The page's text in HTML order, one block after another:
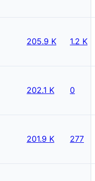
205.9 K 1.2 K
202.1 K 0
201.9 K 277